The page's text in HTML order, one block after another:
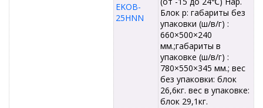
EKOB-
25HNN
Блок р: габариты без
упаковки (ш/в/г) :
660×500×240
мм.;габариты в
упаковке (ш/в/г) :
780×550×345 мм.; вес
без упаковки: блок
26,6кг. вес в упаковке:
блок 29,1кг.